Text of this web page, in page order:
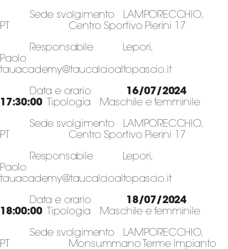
Sede svolgimento LAMPORECCHIO,
PT Centro Sportivo Pierini 17
Responsabile Lepori,
Paolo
tauacademy@taucalcioaltopascio.it
Data e orario 16/07/2024
17:30:00Tipologia Maschile e femminile
Sede svolgimento LAMPORECCHIO,
PT Centro Sportivo Pierini 17
Responsabile Lepori,
Paolo
tauacademy@taucalcioaltopascio.it
Data e orario 18/07/2024
18:00:00Tipologia Maschile e femminile
Sede svolgimento LAMPORECCHIO,
PT Monsummano Terme Impianto